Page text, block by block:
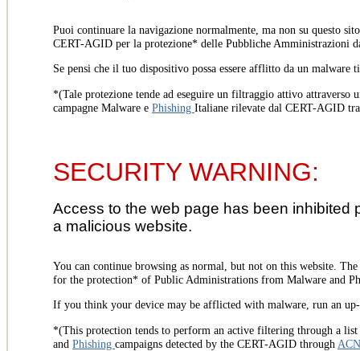
Puoi continuare la navigazione normalmente, ma non su questo
CERT-AGID per la protezione* delle Pubbliche Amministrazioni
Se pensi che il tuo dispositivo possa essere afflitto da un
*(Tale protezione tende ad eseguire un filtraggio attivo
campagne Malware e Phishing Italiane rilevate dal CERT-AGID
SECURITY WARNING:
Access to the web page has been
a malicious website.
You can continue browsing as normal, but not on this website.
for the protection* of Public Administrations from Malware and
If you think your device may be afflicted with malware, run an
*(This protection tends to perform an active filtering through a
and Phishing campaigns detected by the CERT-AGID through